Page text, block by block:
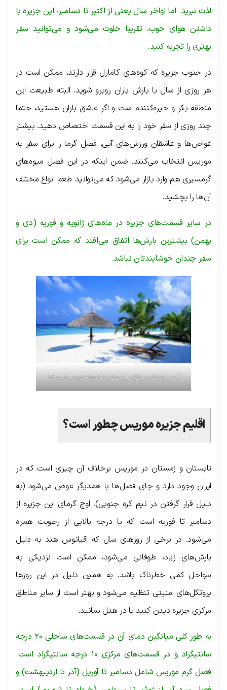
لذت نبرید. اما اواخر سال یعنی از اکتبر تا دسامبر، این جزیره با
داشتن هوای خوب، تقریبا خلوت می‌شود و می‌توانید سفر
بهتری را تجربه کنید.
در جنوب جزیره که کوه‌های کامارل قرار دارند، ممکن است در
هر روزی از سال با بارش باران روبرو شوید. البته طبیعت این
منطقه بکر و خیره‌کننده است و اگر عاشق باران هستید، حتما
چند روزی از سفر خود را به این قسمت اختصاص دهید. بیشتر
غواص‌ها و عاشقان ورزش‌های آبی، فصل گرما را برای سفر به
موریس انتخاب می‌کنند. ضمن اینکه در این فصل میوه‌های
گرمسیری هم وارد بازار می‌شود که می‌توانید طعم انواع مختلف
آن‌ها را بچشید.
در سایر قسمت‌های جزیره در ماه‌های ژانویه و فوریه (دی و
بهمن) بیشترین بارش‌ها اتفاق می‌افتد که ممکن است برای
سفر چندان خوشایندتان نباشد.
تابستان بهترین زمان برای سفر به جزیره موریس می‌باشد
اقلیمجزیرهموریسچطوراست؟
تابستان و زمستان در موریس برخلاف آن چیزی است که در
ایران وجود دارد و جای فصل‌ها با همدیگر عوض می‌شود (به
دلیل قرار گرفتن در نیم کره جنوبی). اوج گرمای این جزیره از
دسامبر تا فوریه است که با درجه بالایی از رطوبت همراه
می‌شود. در برخی از روزهای سال که اقیانوس هند به دلیل
بارش‌های زیاد، طوفانی می‌شود، ممکن است نزدیکی به
سواحل کمی خطرناک باشد. به همین دلیل در این روزها
پروتکل‌های امنیتی تنظیم می‌شود و بهتر است از سایر مناطق
مرکزی جزیره دیدن کنید یا در هتل بمانید.
به طور کلی میانگین دمای آن در قسمت‌های ساحلی ۲۰ درجه
سانتیگراد و در قسمت‌های مرکزی ۱۰ درجه سانتیگراد است.
فصل گرم موریس شامل دسامبر تا آوریل (آذر تا اردیبهشت) و